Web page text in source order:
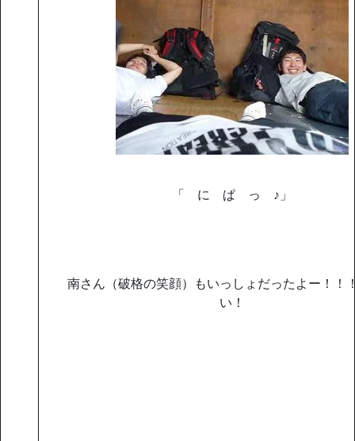
「 に ぱ っ ♪」
南さん（破格の笑顔）もいっしょだったよー！！
い！